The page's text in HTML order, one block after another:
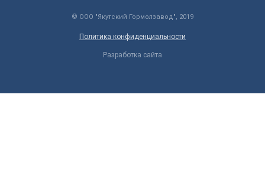
© ООО "Якутский Гормолзавод", 2019
Политика конфиденциальности
Разработка сайта